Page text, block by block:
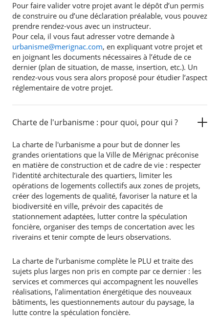
Pour faire valider votre projet avant le dépôt d’un permis
de construire ou d’une déclaration préalable, vous pouvez
prendre rendez-vous avec un instructeur.
Pour cela, il vous faut adresser votre demande à
urbanisme@merignac.com, en expliquant votre projet et
en joignant les documents nécessaires à l’étude de ce
dernier (plan de situation, de masse, insertion, etc.). Un
rendez-vous vous sera alors proposé pour étudier l’aspect
réglementaire de votre projet.
Charte de l'urbanisme : pour quoi, pour qui ?
La charte de l'urbanisme a pour but de donner les
grandes orientations que la Ville de Mérignac préconise
en matière de construction et de cadre de vie : respecter
l’identité architecturale des quartiers, limiter les
opérations de logements collectifs aux zones de projets,
créer des logements de qualité, favoriser la nature et la
biodiversité en ville, prévoir des capacités de
stationnement adaptées, lutter contre la spéculation
foncière, organiser des temps de concertation avec les
riverains et tenir compte de leurs observations.
La charte de l’urbanisme complète le PLU et traite des
sujets plus larges non pris en compte par ce dernier : les
services et commerces qui accompagnent les nouvelles
réalisations, l’alimentation énergétique des nouveaux
bâtiments, les questionnements autour du paysage, la
lutte contre la spéculation foncière.